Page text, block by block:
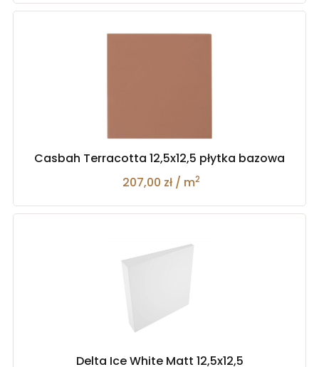
Casbah Terracotta 12,5x12,5 płytka bazowa
207,00 zł / m2
Delta Ice White Matt 12,5x12,5